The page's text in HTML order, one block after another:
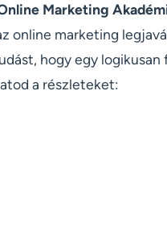
Marketing
online marketing
hogy egy
a részleteket: